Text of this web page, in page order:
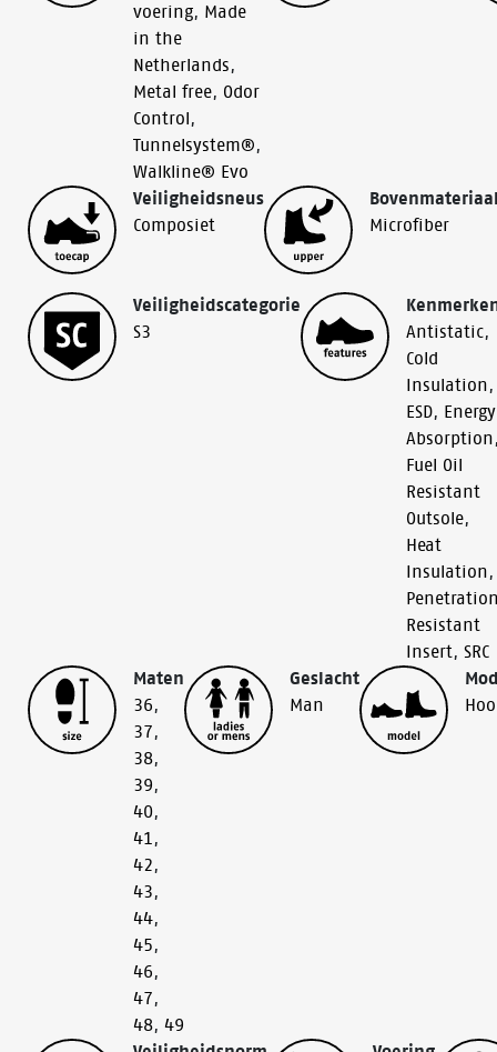
voering, Made
in the
Netherlands,
Metal free, Odor
Control,
Tunnelsystem®,
Walkline® Evo
Veiligheidsneus
Composiet
Microfiber
Veiligheidscategorie
S3
Antistatic,
Cold
Insulation,
ESD, Energy
Absorption
Fuel Oil
Resistant
Outsole,
Heat
Insulation,
Resistant
Insert, SRC
Maten
36,
37,
38,
39,
40,
41,
42,
43,
44,
45,
46,
47,
48, 49
Geslacht
Man